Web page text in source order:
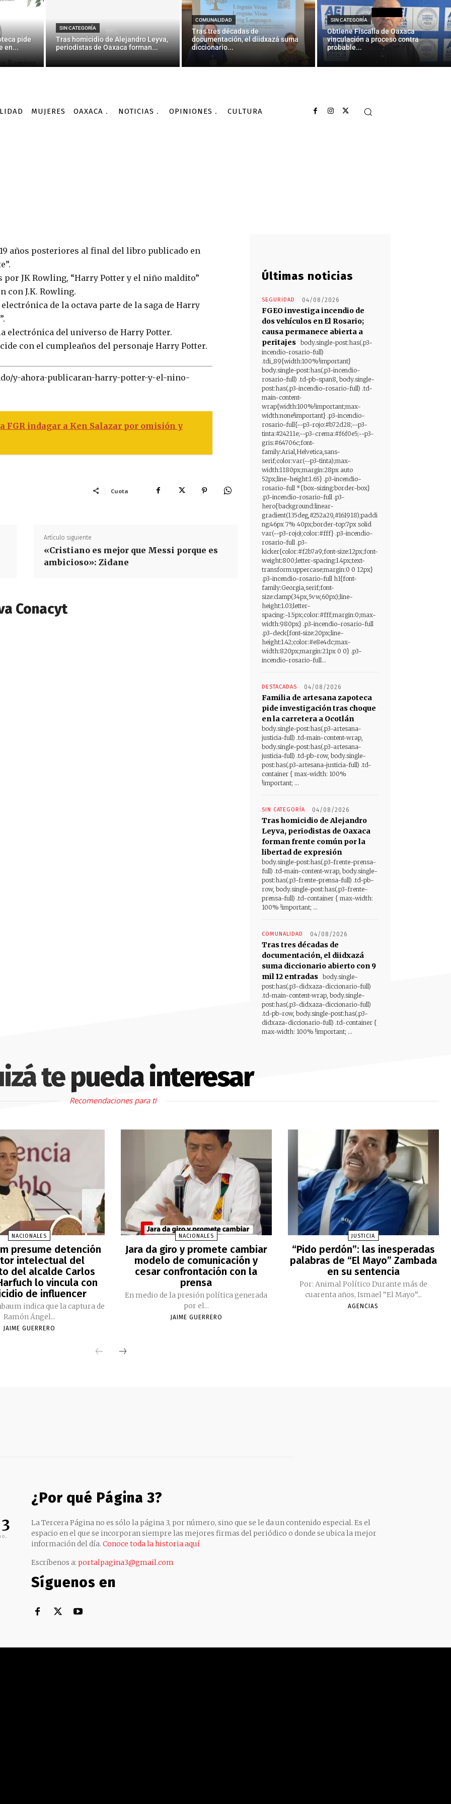
pide
en...
SIN CATEGORÍA
Tras homicidio de Alejandro Leyva,
periodistas de Oaxaca forman...
COMUNALIDAD
Tras tres décadas de
documentación, el diidxazá suma
diccionario...
SIN CATEGORÍA
Obtiene Fiscalía de Oaxaca
vinculación a proceso contra
probable...
MUJERES OAXACA NOTICIAS OPINIONES CULTURA
maldito»
AGENCIA INFORMATIVA CONACYT - 10/02/2016
años posteriores al final del libro publicado en
JK Rowling, “Harry Potter y el niño maldito”
con J.K. Rowling.
de la octava parte de la saga de Harry
electrónica del universo de Harry Potter.
con el cumpleaños del personaje Harry Potter.
y-ahora-publicaran-harry-potter-y-el-nino-
FGR indagar a Ken Salazar por omisión y
Cuota
Artículo siguiente
«Cristiano es mejor que Messi porque es
ambicioso»: Zidane
Conacyt
Últimas noticias
SEGURIDAD 04/08/2026
FGEO investiga incendio de
dos vehículos en El Rosario;
causa permanece abierta a
peritajes body.single-post:has(.p3-
incendio-rosario-full)
.tdi_89{width:100%!important}
body.single-post:has(.p3-incendio-
rosario-full) .td-pb-span8, body.single-
post:has(.p3-incendio-rosario-full) .td-
main-content-
wrap{width:100%!important;max-
width:none!important} .p3-incendio-
rosario-full{--p3-rojo:#b72d28;--p3-
tinta:#24211e;--p3-crema:#f6f0e5;--p3-
gris:#64706c;font-
family:Arial,Helvetica,sans-
serif;color:var(--p3-tinta);max-
width:1180px;margin:28px auto
52px;line-height:1.65} .p3-incendio-
rosario-full *{box-sizing:border-box}
.p3-incendio-rosario-full .p3-
hero{background:linear-
gradient(135deg,#252a29,#161918);paddi
ng:46px 7% 40px;border-top:7px solid
var(--p3-rojo);color:#fff} .p3-incendio-
rosario-full .p3-
kicker{color:#f2b7a9;font-size:12px;font-
weight:800;letter-spacing:1.4px;text-
transform:uppercase;margin:0 0 12px}
.p3-incendio-rosario-full h1{font-
family:Georgia,serif;font-
size:clamp(34px,5vw,60px);line-
height:1.03;letter-
spacing:-1.5px;color:#fff;margin:0;max-
width:980px} .p3-incendio-rosario-full
.p3-deck{font-size:20px;line-
height:1.42;color:#e8e4dc;max-
width:820px;margin:21px 0 0} .p3-
incendio-rosario-full...
DESTACADAS 04/08/2026
Familia de artesana zapoteca
pide investigación tras choque
en la carretera a Ocotlán
body.single-post:has(.p3-artesana-
justicia-full) .td-main-content-wrap,
body.single-post:has(.p3-artesana-
justicia-full) .td-pb-row, body.single-
post:has(.p3-artesana-justicia-full) .td-
container { max-width: 100%
!important; ...
SIN CATEGORÍA 04/08/2026
Tras homicidio de Alejandro
Leyva, periodistas de Oaxaca
forman frente común por la
libertad de expresión
body.single-post:has(.p3-frente-prensa-
full) .td-main-content-wrap, body.single-
post:has(.p3-frente-prensa-full) .td-pb-
row, body.single-post:has(.p3-frente-
prensa-full) .td-container { max-width:
100% !important; ...
COMUNALIDAD 04/08/2026
Tras tres décadas de
documentación, el diidxazá
suma diccionario abierto con 9
mil 12 entradas body.single-
post:has(.p3-didxaza-diccionario-full)
.td-main-content-wrap, body.single-
post:has(.p3-didxaza-diccionario-full)
.td-pb-row, body.single-post:has(.p3-
didxaza-diccionario-full) .td-container {
max-width: 100% !important; ...
te pueda interesar
Recomendaciones para ti
NACIONALES
presume detención
intelectual del
del alcalde Carlos
lo vincula con
de influencer
indica que la captura de
Ramón Ángel...
JAIME GUERRERO
NACIONALES
Jara da giro y promete cambiar
modelo de comunicación y
cesar confrontación con la
prensa
En medio de la presión política generada
por el...
JAIME GUERRERO
JUSTICIA
“Pido perdón”: las inesperadas
palabras de “El Mayo” Zambada
en su sentencia
Por: Animal Político Durante más de
cuarenta años, Ismael “El Mayo”...
AGENCIAS
¿Por qué Página 3?
La Tercera Página no es sólo la página 3, por número, sino que se le da un contenido especial. Es el
espacio en el que se incorporan siempre las mejores firmas del periódico o donde se ubica la mejor
información del día. Conoce toda la historia aquí
Escríbenos a: portalpagina3@gmail.com
Síguenos en